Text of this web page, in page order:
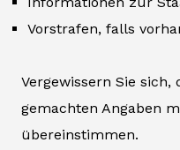
Vorstrafen, falls
Vergewissern Sie sich,
gemachten Angaben
übereinstimmen.